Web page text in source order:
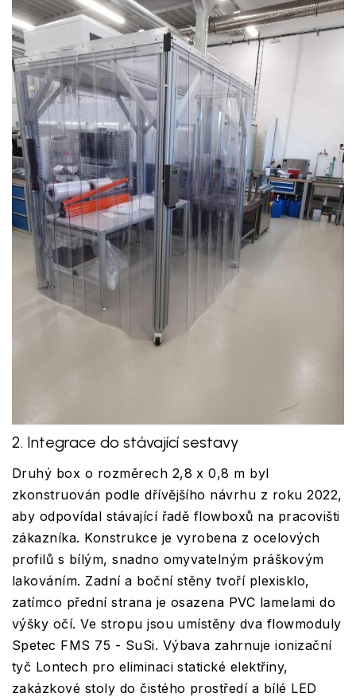
2. Integrace do stávající sestavy
Druhý box o rozměrech 2,8 x 0,8 m byl
zkonstruován podle dřívějšího návrhu z roku 2022,
aby odpovídal stávající řadě flowboxů na pracovišti
zákazníka. Konstrukce je vyrobena z ocelových
profilů s bílým, snadno omyvatelným práškovým
lakováním. Zadní a boční stěny tvoří plexisklo,
zatímco přední strana je osazena PVC lamelami do
výšky očí. Ve stropu jsou umístěny dva flowmoduly
Spetec FMS 75 - SuSi. Výbava zahrnuje ionizační
tyč Lontech pro eliminaci statické elektřiny,
zakázkové stoly do čistého prostředí a bílé LED